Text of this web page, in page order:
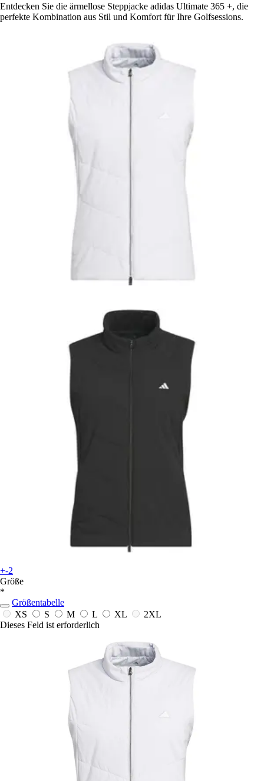
Entdecken Sie die ärmellose Steppjacke adidas Ultimate 365 +, die
perfekte Kombination aus Stil und Komfort für Ihre Golfsessions.
+-2
Größe
*
Größentabelle
XS
S M L XL
2XL
Dieses Feld ist erforderlich